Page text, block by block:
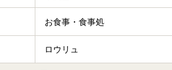
お食事・食事処
ロウリュ